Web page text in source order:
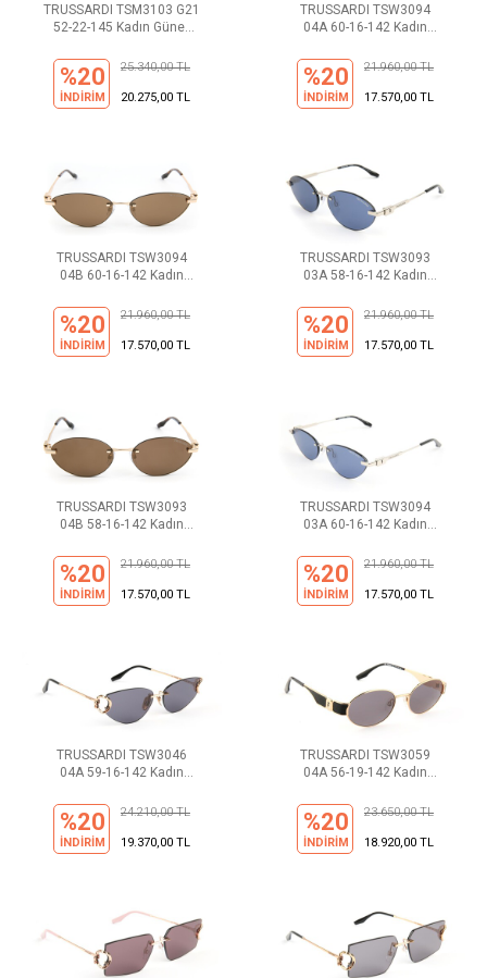
TRUSSARDI TSM3103 G21
52-22-145 Kadın Güneş
%20
İNDİRİM
25.340,00 TL
20.275,00 TL
TRUSSARDI TSW3094
04A 60-16-142 Kadın
%20
İNDİRİM
21.960,00 TL
17.570,00 TL
TRUSSARDI TSW3094
04B 60-16-142 Kadın
%20
İNDİRİM
21.960,00 TL
17.570,00 TL
TRUSSARDI TSW3093
03A 58-16-142 Kadın
%20
İNDİRİM
21.960,00 TL
17.570,00 TL
TRUSSARDI TSW3093
04B 58-16-142 Kadın
%20
İNDİRİM
21.960,00 TL
17.570,00 TL
TRUSSARDI TSW3094
03A 60-16-142 Kadın
%20
İNDİRİM
21.960,00 TL
17.570,00 TL
TRUSSARDI TSW3046
04A 59-16-142 Kadın
%20
İNDİRİM
24.210,00 TL
19.370,00 TL
TRUSSARDI TSW3059
04A 56-19-142 Kadın
%20
İNDİRİM
23.650,00 TL
18.920,00 TL